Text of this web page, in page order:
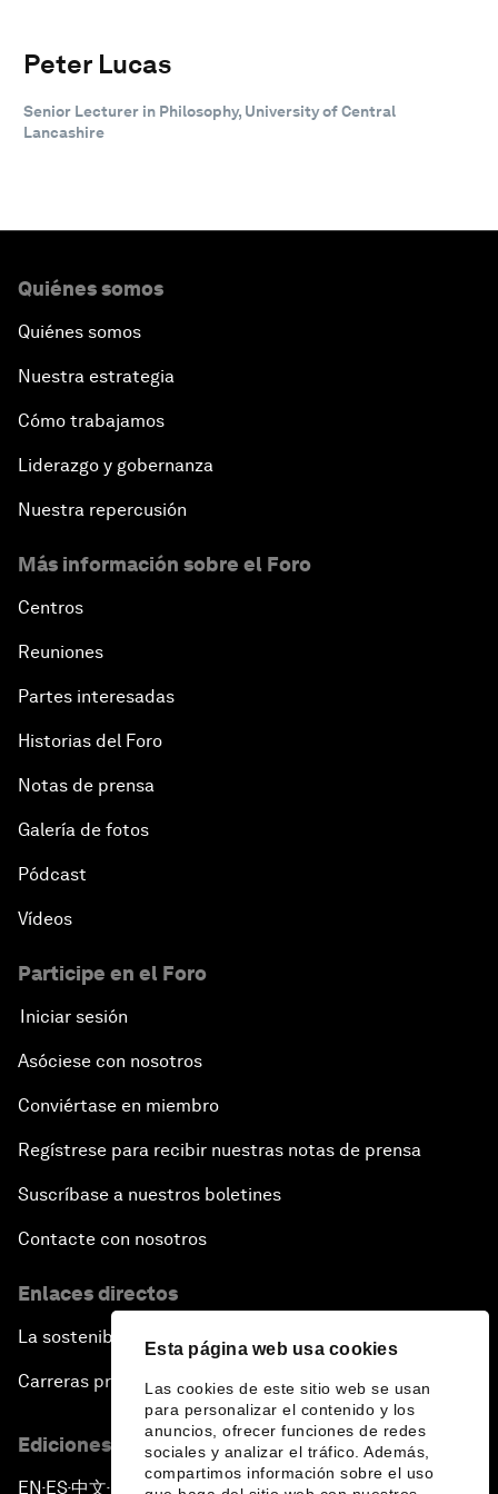
Esta página web usa cookies
Las cookies de este sitio web se usan
para personalizar el contenido y los
anuncios, ofrecer funciones de redes
sociales y analizar el tráfico. Además,
compartimos información sobre el uso
Peter Lucas
Senior Lecturer in Philosophy, University of Central
Lancashire
Quiénes somos
Quiénes somos
Nuestra estrategia
Cómo trabajamos
Liderazgo y gobernanza
Nuestra repercusión
Más información sobre el Foro
Centros
Reuniones
Partes interesadas
Historias del Foro
Notas de prensa
Galería de fotos
Pódcast
Vídeos
Participe en el Foro
Iniciar sesión
Asóciese con nosotros
Conviértase en miembro
Regístrese para recibir nuestras notas de prensa
Suscríbase a nuestros boletines
Contacte con nosotros
Enlaces directos
La sostenibilidad en el Foro
Carreras profesionales
Ediciones en otros idiomas
EN ▪ES▪中文▪ 日本語